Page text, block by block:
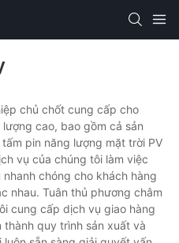
chủ chốt cung cấp cho
cao, bao gồm cả sản
pin năng lượng mặt trời PV
vụ của chúng tôi làm việc
chóng cho khách hàng
nhau. Tuân thủ phương châm
cung cấp dịch vụ giao hàng
thành quy trình sản xuất và